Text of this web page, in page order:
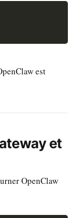
est
et
OpenClaw